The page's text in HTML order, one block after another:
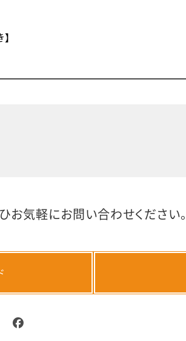
お気軽にお問い合わせください。